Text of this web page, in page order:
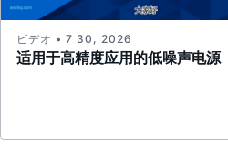
适用于高精度应用的低噪声电源
ビデオ • 7 30, 2026